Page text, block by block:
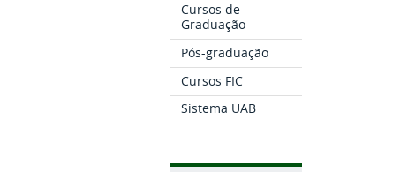
Cursos de
Graduação
Pós-graduação
Cursos FIC
Sistema UAB